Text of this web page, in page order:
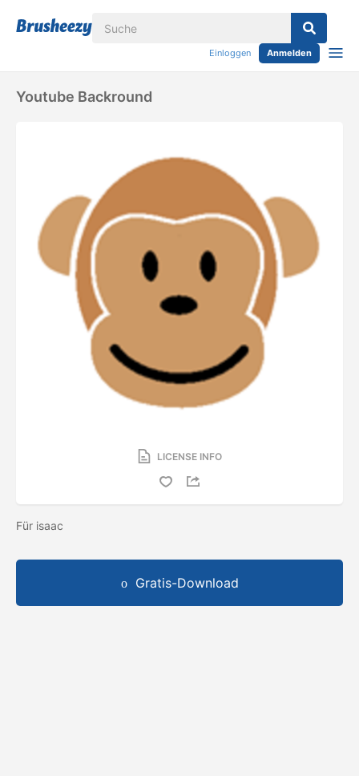
Einloggen Anmelden
Youtube Backround
LICENSE INFO
Für isaac
Gratis-Download